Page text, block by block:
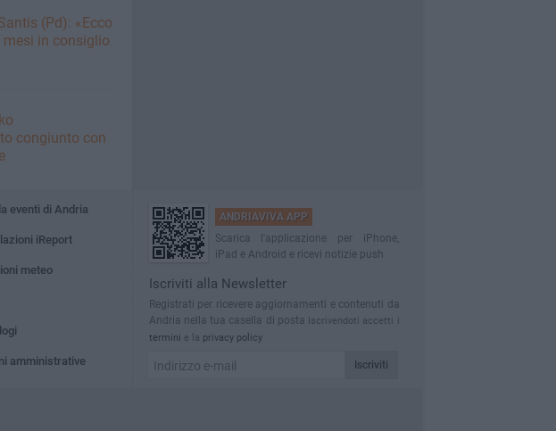
(Pd): «Ecco
in consiglio
congiunto con
eventi di Andria
iReport
meteo
amministrative
ANDRIAVIVA APP
Scarica l'applicazione per iPhone,
iPad e Android e ricevi notizie push
Iscriviti alla Newsletter
Registrati per ricevere aggiornamenti e contenuti da
Andria nella tua casella di posta
Iscrivendoti accetti i
termini e la privacy policy
Iscriviti